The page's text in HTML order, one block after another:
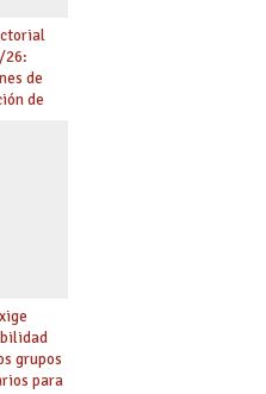
26:
de
de
grupos
para